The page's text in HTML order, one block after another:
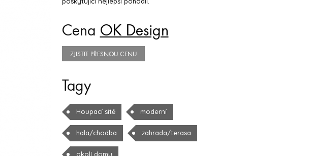
Cena OK Design
ZJISTIT PŘESNOU CENU
Tagy
Houpací sítě moderní
hala/chodba zahrada/terasa
okolí domu